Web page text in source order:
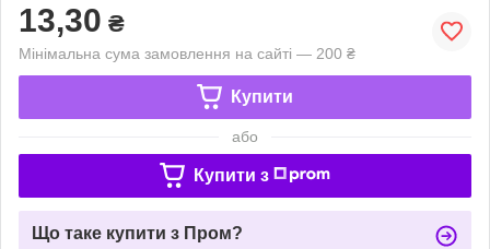
13,30 ₴
Мінімальна сума замовлення на сайті — 200 ₴
Купити
або
Купити з
Що таке купити з Пром?